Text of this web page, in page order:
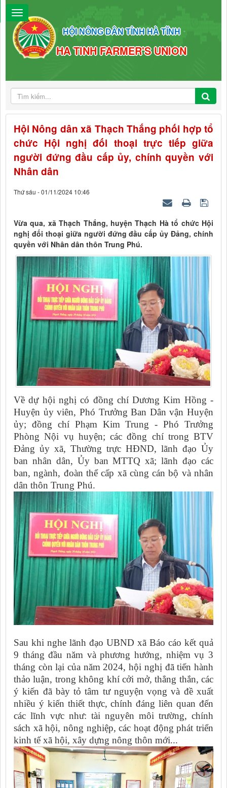
HỘI NÔNG DÂN TỈNH HÀ TĨNH
HA TINH FARMER'S UNION
Hội Nông dân xã Thạch Thắng phối hợp tổ
chức Hội nghị đối thoại trực tiếp giữa
người đứng đầu cấp ủy, chính quyền với
Nhân dân
Thứ sáu - 01/11/2024 10:46
Vừa qua, xã Thạch Thắng, huyện Thạch Hà tổ chức Hội
nghị đối thoại giữa người đứng đầu cấp ủy Đảng, chính
quyền với Nhân dân thôn Trung Phú.
Về dự hội nghị có đồng chí Dương Kim Hồng -
Huyện ủy viên, Phó Trưởng Ban Dân vận Huyện
ủy; đồng chí Phạm Kim Trung - Phó Trưởng
Phòng Nội vụ huyện; các đồng chí trong BTV
Đảng ủy xã, Thường trực HĐND, lãnh đạo Ủy
ban nhân dân, Ủy ban MTTQ xã; lãnh đạo các
ban, ngành, đoàn thể cấp xã cùng cán bộ và nhân
dân thôn Trung Phú.
Sau khi nghe lãnh đạo UBND xã Báo cáo kết quả
9 tháng đầu năm và phương hướng, nhiệm vụ 3
tháng còn lại của năm 2024, hội nghị đã tiến hành
thảo luận, trong không khí cởi mở, thẳng thắn, các
ý kiến đã bày tỏ tâm tư nguyện vọng và đề xuất
nhiều ý kiến thiết thực, chính đáng liên quan đến
các lĩnh vực như: tài nguyên môi trường, chính
sách xã hội, nông nghiệp, các hoạt động phát triển
kinh tế xã hội, xây dựng nông thôn mới...